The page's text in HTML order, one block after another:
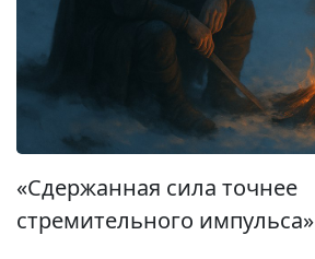
«Сдержанная сила точнее
стремительного импульса»